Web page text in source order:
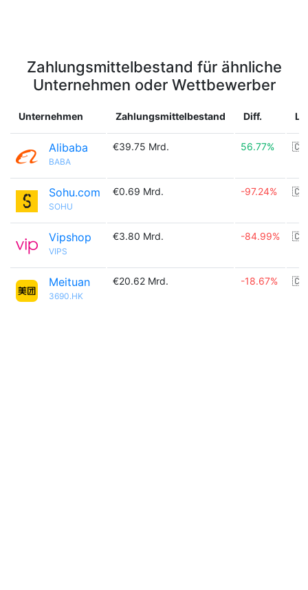
Zahlungsmittelbestand für ähnliche
Unternehmen oder Wettbewerber
Unternehmen Zahlungsmittelbestand Diff.
Alibaba
BABA
€39.75 Mrd. 56.77%
Sohu.com
SOHU
€0.69 Mrd. -97.24%
Vipshop
VIPS
€3.80 Mrd. -84.99%
Meituan
3690.HK
€20.62 Mrd. -18.67%